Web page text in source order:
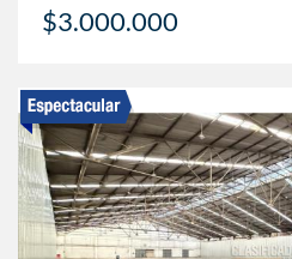
$3.000.000